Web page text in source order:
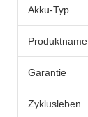
Akku-Typ
Produktname
Garantie
Zyklusleben